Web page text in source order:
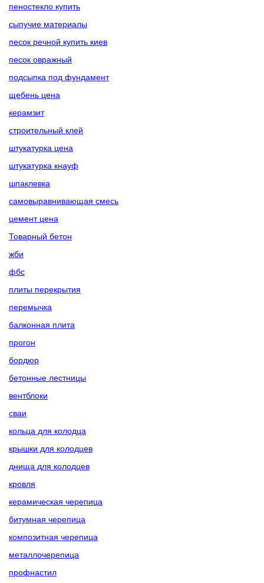
пеностекло купить
сыпучие материалы
песок речной купить киев
песок овражный
подсыпка под фундамент
щебень цена
керамзит
строительный клей
штукатурка цена
штукатурка кнауф
шпаклевка
самовыравнивающая смесь
цемент цена
Товарный бетон
жби
фбс
плиты перекрытия
перемычка
балконная плита
прогон
бордюр
бетонные лестницы
вентблоки
сваи
кольца для колодца
крышки для колодцев
днища для колодцев
кровля
керамическая черепица
битумная черепица
композитная черепица
металлочерепица
профнастил